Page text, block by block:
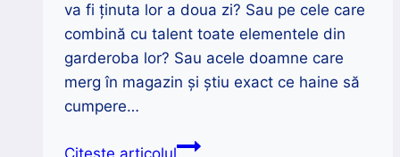
va fi ținuta lor a doua zi? Sau pe cele care
combină cu talent toate elementele din
garderoba lor? Sau acele doamne care
merg în magazin și știu exact ce haine să
cumpere…
De